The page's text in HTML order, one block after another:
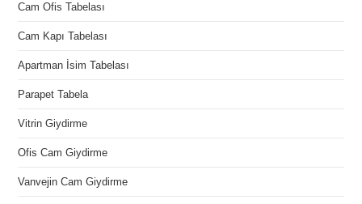
Cam Ofis Tabelası
Cam Kapı Tabelası
Apartman İsim Tabelası
Parapet Tabela
Vitrin Giydirme
Ofis Cam Giydirme
Vanvejin Cam Giydirme